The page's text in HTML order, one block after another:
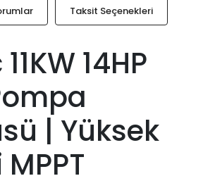
Taksit Seçenekleri
14HP
| Yüksek